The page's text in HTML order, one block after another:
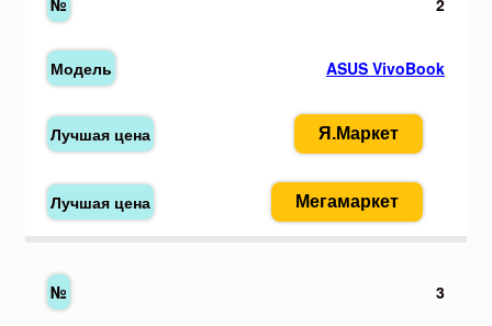
ASUS VivoBook
Я.Маркет
Мегамаркет
3